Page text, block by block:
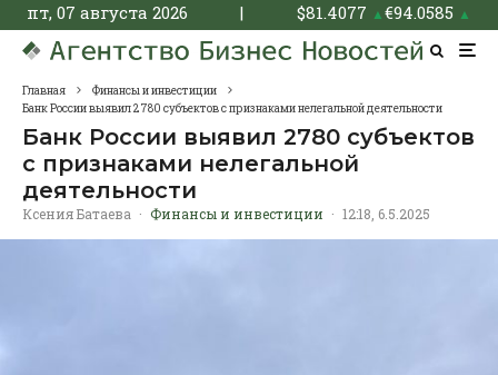
пт, 07 августа 2026 | $81.4077 ▲€94.0585 ▲
Главная
Финансы и инвестиции
Банк России выявил 2780 субъектов с признаками нелегальной деятельности
Банк России выявил 2780 субъектов
с признаками нелегальной
деятельности
Ксения Батаева · Финансы и инвестиции · 12:18, 6.5.2025